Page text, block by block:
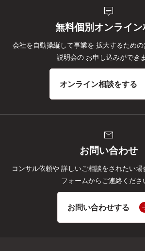
tooltip_2
無料個別オンライン
会社を自動操縦して事業を 拡大するため
説明会の お申し込みができ
オンライン相談をする
mail
お問い合わせ
コンサル依頼や 詳しいご相談をされたい場
フォームからご連絡くださ
お問い合わせする